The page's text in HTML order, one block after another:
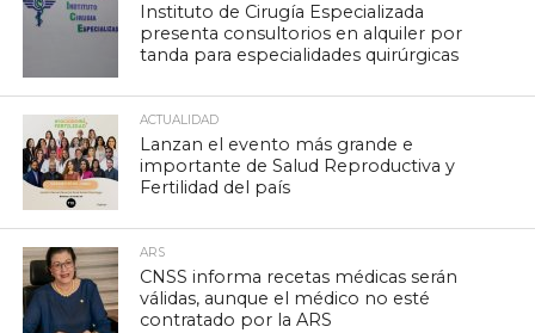
Instituto de Cirugía Especializada
presenta consultorios en alquiler por
tanda para especialidades quirúrgicas
ACTUALIDAD
Lanzan el evento más grande e
importante de Salud Reproductiva y
Fertilidad del país
ARS
CNSS informa recetas médicas serán
válidas, aunque el médico no esté
contratado por la ARS